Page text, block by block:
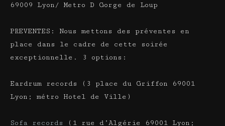
69009 Lyon/ Metro D Gorge de Loup
PREVENTES: Nous mettons des préventes en
place dans le cadre de cette soirée
exceptionnelle. 3 options:
Eardrum records (3 place du Griffon 69001
Lyon; métro Hotel de Ville)
Sofa records
(1 rue d’Algérie 69001 Lyon;